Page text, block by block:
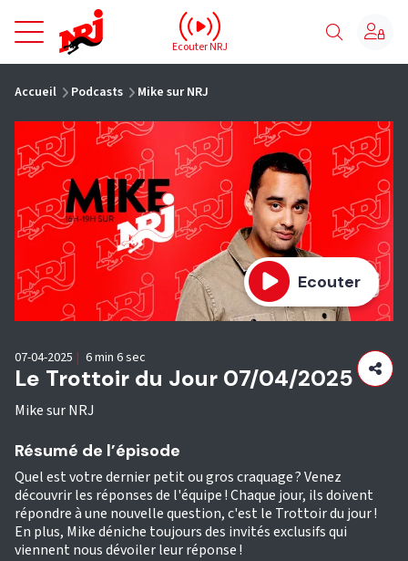
NRJ - Accueil
Ecouter NRJ
Accueil Podcasts Mike sur NRJ
Ecouter
Le Trottoir du Jour 07/04/2025
Mike sur NRJ
07-04-2025 | 6 min 6 sec
Résumé de l’épisode
Quel est votre dernier petit ou gros craquage ? Venez
découvrir les réponses de l'équipe ! Chaque jour, ils doivent
répondre à une nouvelle question, c'est le Trottoir du jour !
En plus, Mike déniche toujours des invités exclusifs qui
viennent nous dévoiler leur réponse !